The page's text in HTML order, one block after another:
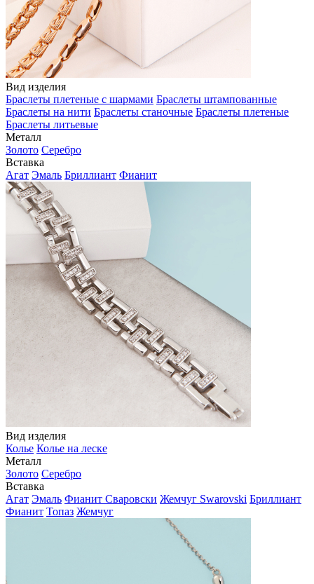
Вид изделия
Браслеты плетеные с шармами Браслеты штампованные
Браслеты на нити Браслеты станочные Браслеты плетеные
Браслеты литьевые
Металл
Золото Серебро
Вставка
Агат Эмаль Бриллиант Фианит
Вид изделия
Колье Колье на леске
Металл
Золото Серебро
Вставка
Агат Эмаль Фианит Сваровски Жемчуг Swarovski Бриллиант
Фианит Топаз Жемчуг